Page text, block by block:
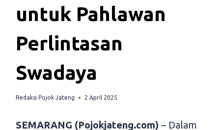
untuk Pahlawan
Perlintasan
Swadaya
Redaksi Pojok Jateng 2 April 2025
SEMARANG (Pojokjateng.com) – Dalam